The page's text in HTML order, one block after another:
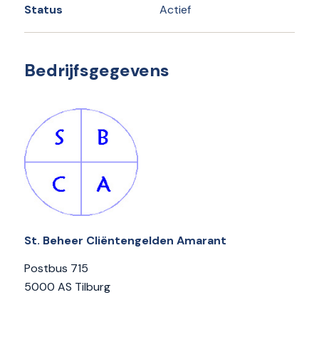
Status Actief
Bedrijfsgegevens
St. Beheer Cliëntengelden Amarant
Postbus 715
5000 AS Tilburg